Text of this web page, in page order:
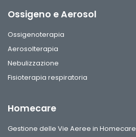
Ossigeno e Aerosol
Ossigenoterapia
Aerosolterapia
Nebulizzazione
Fisioterapia respiratoria
Homecare
Gestione delle Vie Aeree in Homecare